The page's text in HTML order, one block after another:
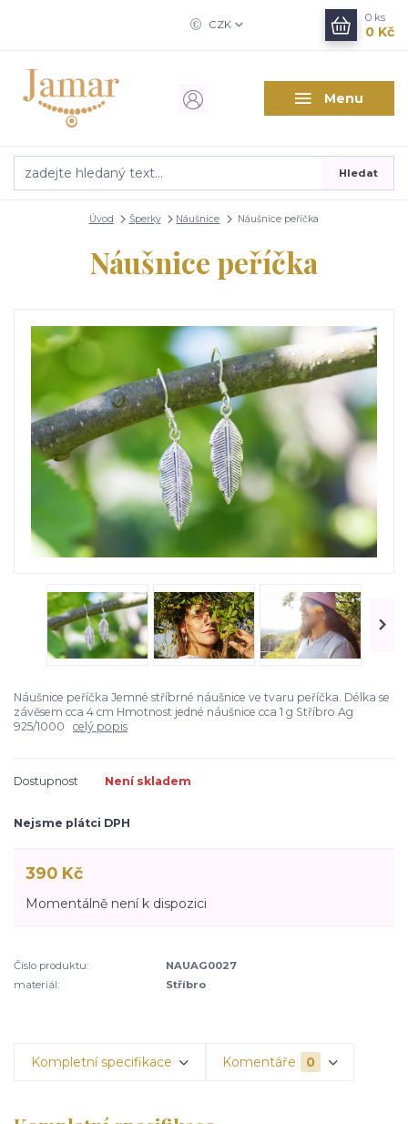
Menu
CZK
Hledat
0 ks
0 Kč
Úvod Šperky Náušnice Náušnice peříčka
Náušnice peříčka
Náušnice peříčka Jemné stříbrné náušnice ve tvaru peříčka. Délka se
závěsem cca 4 cm Hmotnost jedné náušnice cca 1 g Stříbro Ag
925/1000 celý popis
Dostupnost Není skladem
Nejsme plátci DPH
390 Kč
Momentálně není k dispozici
Číslo produktu:
NAUAG0027
materiál:
Stříbro
Kompletní specifikace Komentáře 0